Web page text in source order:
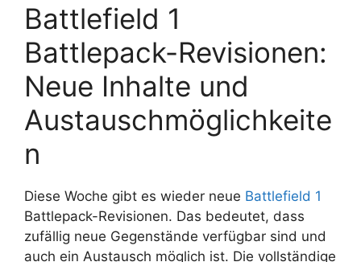
Battlefield 1
Battlepack-Revisionen:
Neue Inhalte und
Austauschmöglichkeite
n
Diese Woche gibt es wieder neue Battlefield 1
Battlepack-Revisionen. Das bedeutet, dass
zufällig neue Gegenstände verfügbar sind und
auch ein Austausch möglich ist. Die vollständige